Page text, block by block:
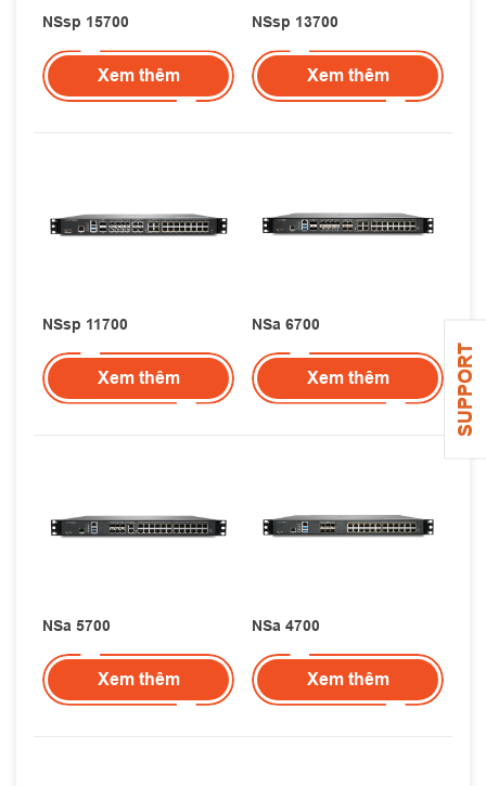
NSsp 15700
Xem thêm
NSsp 13700
Xem thêm
NSsp 11700
Xem thêm
NSa 6700
Xem thêm
NSa 5700
Xem thêm
NSa 4700
Xem thêm
SUPPORT